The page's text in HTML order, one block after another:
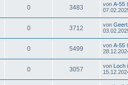
0 3483 von A-55
0 3712 von
0 5499 von A-55
0 3057 von Loch